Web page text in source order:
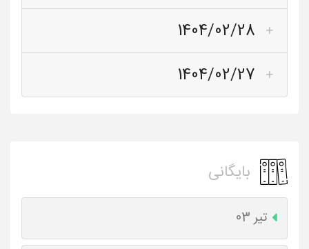
1404/02/28
1404/02/27
بایگانی
تیر 03